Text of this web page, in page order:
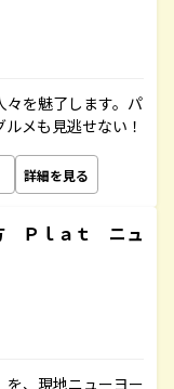
々を魅了します。パ
メも見逃せない！
詳細を見る
Ｐｌａｔ ニュ
を、現地ニューヨー